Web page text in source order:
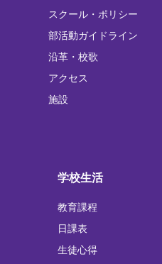
スクール・ポリシー
部活動ガイドライン
沿革・校歌
アクセス
施設
学校生活
教育課程
日課表
生徒心得